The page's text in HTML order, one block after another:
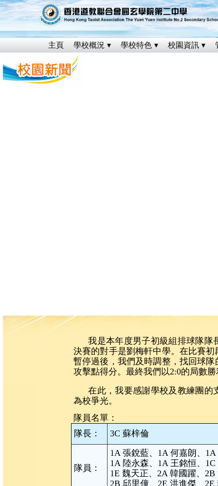
主頁 學校概況 學校特色 校園資訊
我是本年度男子初級組排球隊隊
決賽的對手是劉梅軒中學。在比賽
暫停過後，我們及時調整，找回球
攻擊點得分。最終我們以2:0的局數
在此，我要感謝學校及教練團的
為校爭光。
隊員名單：
隊長：
3C 蘇梓倫
隊員：
1A 張銳藍、1A 何嘉朗、
1A 陸永森、1A 王銘恒、
1E 魏天正、2A 韓國躍、
2B 邱里僮、2E 洪進傑、